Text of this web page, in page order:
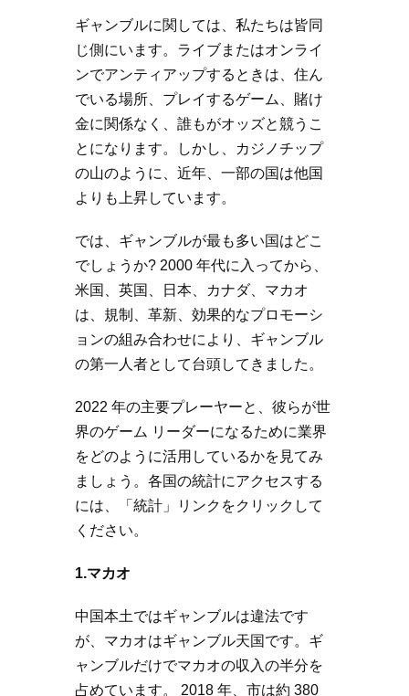
ギャンブルに関しては、私たちは皆同
じ側にいます。ライブまたはオンライ
ンでアンティアップするときは、住ん
でいる場所、プレイするゲーム、賭け
金に関係なく、誰もがオッズと競うこ
とになります。しかし、カジノチップ
の山のように、近年、一部の国は他国
よりも上昇しています。
では、ギャンブルが最も多い国はどこ
でしょうか? 2000 年代に入ってから、
米国、英国、日本、カナダ、マカオ
は、規制、革新、効果的なプロモーシ
ョンの組み合わせにより、ギャンブル
の第一人者として台頭してきました。
2022 年の主要プレーヤーと、彼らが世
界のゲーム リーダーになるために業界
をどのように活用しているかを見てみ
ましょう。各国の統計にアクセスする
には、「統計」リンクをクリックして
ください。
1.マカオ
中国本土ではギャンブルは違法です
が、マカオはギャンブル天国です。ギ
ャンブルだけでマカオの収入の半分を
占めています。 2018 年、市は約 380